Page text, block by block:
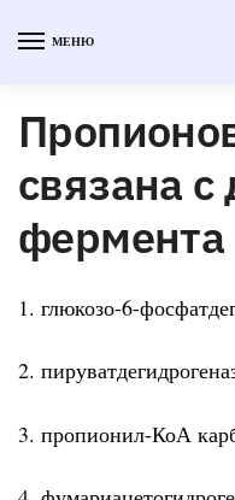
МЕНЮ
связана
фермента
1. глюкозо-6-
2.
3. пропионил-КоА